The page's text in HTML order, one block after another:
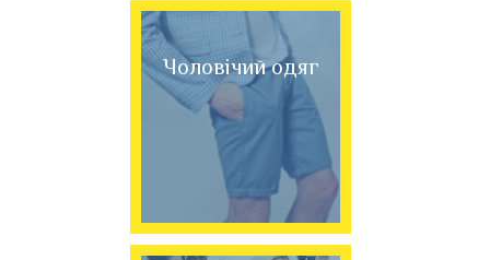
Чоловічий одяг